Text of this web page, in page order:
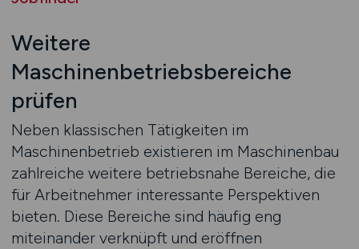
Weitere
Maschinenbetriebsbereiche
prüfen
Neben klassischen Tätigkeiten im
Maschinenbetrieb existieren im Maschinenbau
zahlreiche weitere betriebsnahe Bereiche, die
für Arbeitnehmer interessante Perspektiven
bieten. Diese Bereiche sind häufig eng
miteinander verknüpft und eröffnen